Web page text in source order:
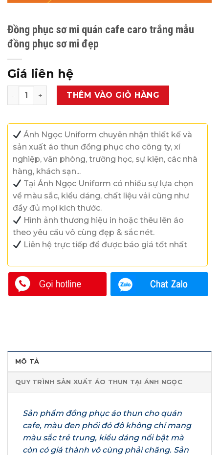
Đồng phục sơ mi quán cafe caro trắng mẫu
đồng phục sơ mi đẹp
Giá liên hệ
Đồng phục sơ mi quán cafe caro trắng mẫu đồng phục
THÊM VÀO GIỎ HÀNG
Ánh Ngọc Uniform chuyên nhận thiết kế và
sản xuất áo thun đồng phục cho công ty, xí
nghiệp, văn phòng, trường học, sự kiện, các nhà
hàng, khách sạn...
Tại Ánh Ngọc Uniform có nhiều sự lựa chọn
về màu sắc, kiểu dáng, chất liệu vải cũng như
đầy đủ mọi kích thước.
Hình ảnh thương hiệu in hoặc thêu lên áo
theo yêu cầu vô cùng đẹp & sắc nét.
Liên hệ trực tiếp để được báo giá tốt nhất
MÔ TẢ
QUY TRÌNH SẢN XUẤT ÁO THUN TẠI ÁNH NGỌC
Sản phẩm đồng phục áo thun cho quán
cafe, màu đen phối đỏ đô không chỉ mang
màu sắc trẻ trung, kiểu dáng nổi bật mà
còn có giá thành vô cùng phải chăng. Sản